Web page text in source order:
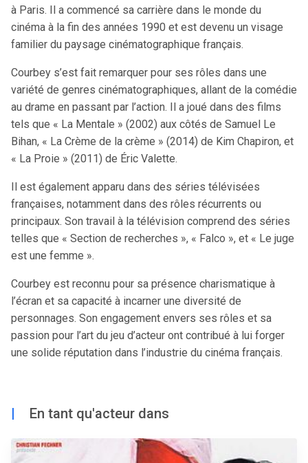
à Paris. Il a commencé sa carrière dans le monde du
cinéma à la fin des années 1990 et est devenu un visage
familier du paysage cinématographique français.
Courbey s’est fait remarquer pour ses rôles dans une
variété de genres cinématographiques, allant de la comédie
au drame en passant par l’action. Il a joué dans des films
tels que « La Mentale » (2002) aux côtés de Samuel Le
Bihan, « La Crème de la crème » (2014) de Kim Chapiron, et
« La Proie » (2011) de Éric Valette.
Il est également apparu dans des séries télévisées
françaises, notamment dans des rôles récurrents ou
principaux. Son travail à la télévision comprend des séries
telles que « Section de recherches », « Falco », et « Le juge
est une femme ».
Courbey est reconnu pour sa présence charismatique à
l’écran et sa capacité à incarner une diversité de
personnages. Son engagement envers ses rôles et sa
passion pour l’art du jeu d’acteur ont contribué à lui forger
une solide réputation dans l’industrie du cinéma français.
| En tant qu'acteur dans